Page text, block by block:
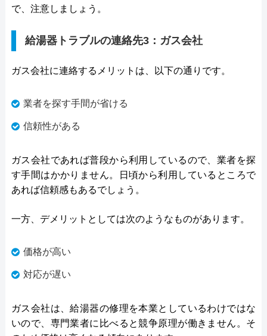
で、注意しましょう。
給湯器トラブルの連絡先3：ガス会社
ガス会社に連絡するメリットは、以下の通りです。
業者を探す手間が省ける
信頼性がある
ガス会社であれば普段から利用しているので、業者を探
す手間はかかりません。日頃から利用しているところで
あれば信頼感もあるでしょう。
一方、デメリットとしては次のようなものがあります。
価格が高い
対応が遅い
ガス会社は、給湯器の修理を本業としているわけではな
いので、専門業者に比べると競争原理が働きません。そ